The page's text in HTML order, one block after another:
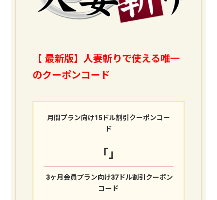
【 最新版】人妻斬りで使える唯一
のクーポンコード
月間プラン向け15ドル割引クーポンコー
ド
「」
3ヶ月会員プラン向け37ドル割引クーポン
コード